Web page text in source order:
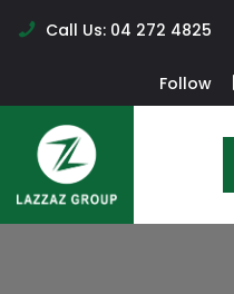
Call Us: 04 272 4825
Follow